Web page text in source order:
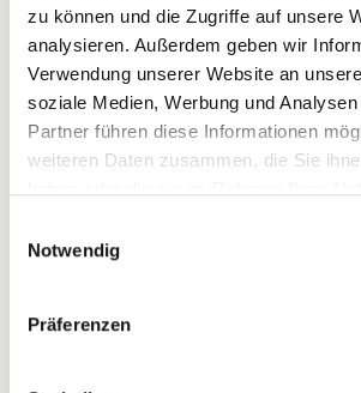
zu können und die Zugriffe auf unsere
analysieren. Außerdem geben wir
Verwendung unserer Website an
soziale Medien, Werbung und
Partner führen diese Informationen
weiteren Daten zusammen, die Sie
Notwendig
Präferenzen
TMG sind wir als Diensteanbieter
verpflichtet, übermittelte oder
Informationen zu überwachen oder
zu forschen, die auf eine
hinweisen. Verpflichtungen zur
Sperrung der Nutzung von
den allgemeinen Gesetzen bleiben
Eine diesbezügliche Haftung ist
Rechtsverletzung möglich. Bei
diese Inhalte umgehend entfernen.